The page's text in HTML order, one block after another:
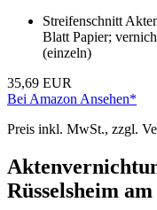
Streifenschnitt
Blatt Papier;
(einzeln)
35,69 EUR
Bei Amazon Ansehen*
Preis inkl. MwSt., zzgl.
Rüsselsheim